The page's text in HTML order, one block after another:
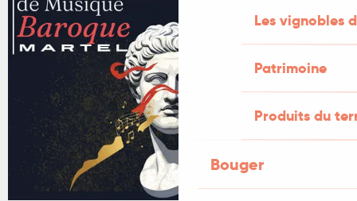
Les vignobles
Patrimoine
Produits du
Bouger